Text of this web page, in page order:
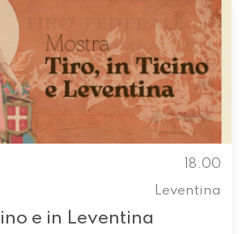
18.00
Leventina
e in Leventina